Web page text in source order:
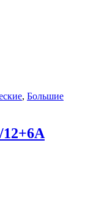
, Большие